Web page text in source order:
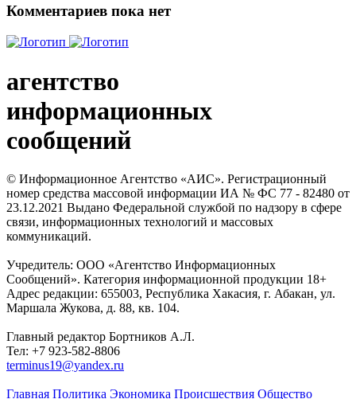
Комментариев пока нет
агентство
информационных
сообщений
© Информационное Агентство «АИС». Регистрационный
номер средства массовой информации ИА № ФС 77 - 82480 от
23.12.2021 Выдано Федеральной службой по надзору в сфере
связи, информационных технологий и массовых
коммуникаций.
Учредитель: ООО «Агентство Информационных
Сообщений». Категория информационной продукции 18+
Адрес редакции: 655003, Республика Хакасия, г. Абакан, ул.
Маршала Жукова, д. 88, кв. 104.
Главный редактор Бортников А.Л.
Тел: +7 923-582-8806
terminus19@yandex.ru
Главная Политика Экономика Происшествия Общество